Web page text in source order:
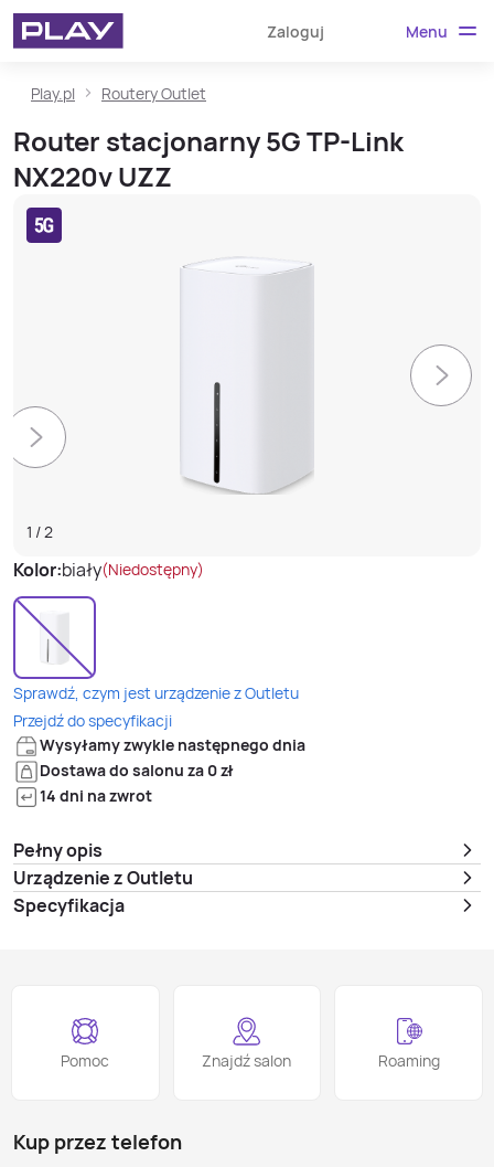
Zaloguj Menu
Play.pl Routery Outlet
Router stacjonarny 5G TP-Link
NX220v UZZ
1 /2
Kolor:biały(Niedostępny)
Sprawdź, czym jest urządzenie z Outletu
Przejdź do specyfikacji
Wysyłamy zwykle następnego dnia
Dostawa do salonu za 0 zł
14 dni na zwrot
Pełny opis
Urządzenie z Outletu
Specyfikacja
Pomoc Znajdź salon Roaming
Kup przez telefon